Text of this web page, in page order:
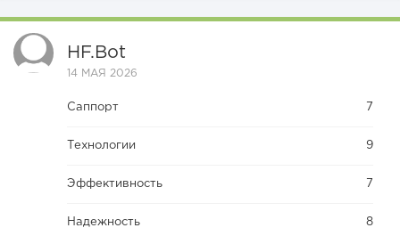
HF.bot
14 МАЯ 2026
Саппорт 7
Технологии 9
Эффективность 7
Надежность 8